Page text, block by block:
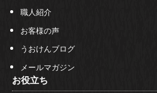
職人紹介
お客様の声
うおけんブログ
メールマガジン
お役立ち